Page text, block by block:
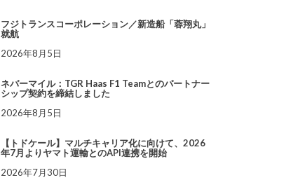
フジトランスコーポレーション／新造船「蓉翔丸」
就航
2026年8月5日
ネバーマイル：TGR Haas F1 Teamとのパートナー
シップ契約を締結しました
2026年8月5日
【トドケール】マルチキャリア化に向けて、2026
年7月よりヤマト運輸とのAPI連携を開始
2026年7月30日